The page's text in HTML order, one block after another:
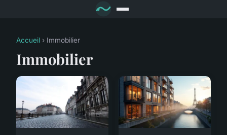
Accueil › Immobilier
Immobilier